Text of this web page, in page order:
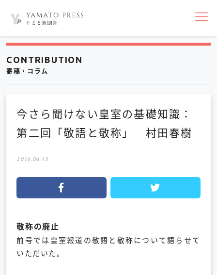
nav
CONTRIBUTION
寄稿・コラム
今さら聞けない皇室の基礎知識：
第二回「敬語と敬称」 村田春樹
2016.06.13
敬称の廃止
前号では皇室報道の敬語と敬称について語らせて
いただいた。